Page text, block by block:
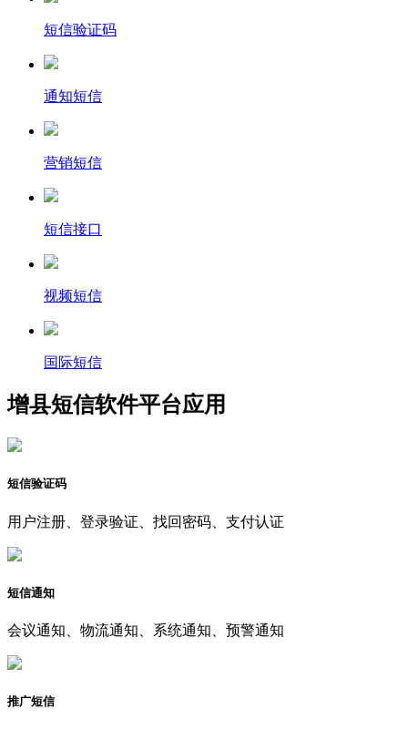
短信验证码
通知短信
营销短信
短信接口
视频短信
国际短信
增县短信软件平台应用
短信验证码
用户注册、登录验证、找回密码、支付认证
短信通知
会议通知、物流通知、系统通知、预警通知
推广短信